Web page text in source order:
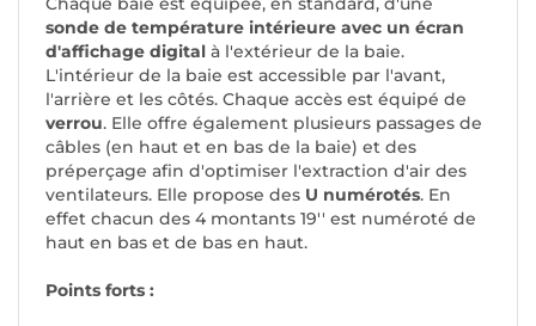
sonde de température intérieure avec un écran
d'affichage digital à l'extérieur de la baie.
L'intérieur de la baie est accessible par l'avant,
l'arrière et les côtés. Chaque accès est équipé de
verrou. Elle offre également plusieurs passages de
câbles (en haut et en bas de la baie) et des
préperçage afin d'optimiser l'extraction d'air des
ventilateurs. Elle propose des U numérotés. En
effet chacun des 4 montants 19'' est numéroté de
haut en bas et de bas en haut.
Points forts :